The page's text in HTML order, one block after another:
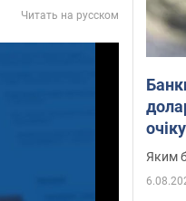
Читать на русском
Яким